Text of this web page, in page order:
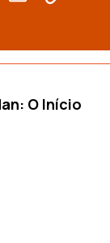
O Início